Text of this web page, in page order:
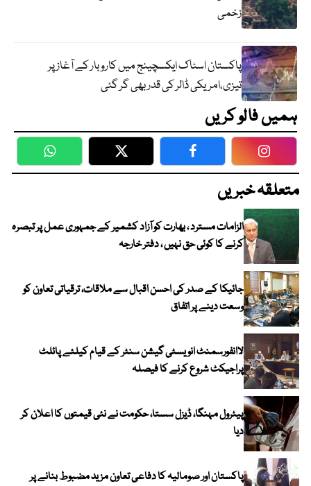
زخمی
پاکستان اسٹاک ایکسچینج میں کاروبار کے آغاز پر
تیزی،امریکی ڈالر کی قدر بھی گر گئی
ہمیں فالو کریں
WhatsApp Twitter Facebook
متعلقہ خبریں
الزامات مسترد ، بھارت کو آزاد کشمیر کے جمہوری عمل پر تبصرہ
کرنے کا کوئی حق نہیں ، دفتر خارجہ
جائیکا کے صدر کی احسن اقبال سے ملاقات، ترقیاتی تعاون کو
وسعت دینے پر اتفاق
لاانفورسمنٹ انویسٹی گیشن سنٹر کے قیام کیلئے پائلٹ
پراجیکٹ شروع کرنے کا فیصلہ
پیٹرول مہنگا، ڈیزل سستا، حکومت نے نئی قیمتوں کا اعلان کر
دیا
پاکستان اور صومالیہ کا دفاعی تعاون مزید مضبوط بنانے پر